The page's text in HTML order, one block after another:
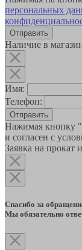
персональных
Наличие в
Имя:
Телефон:
Отправить
Нажимая кнопку
и согласен с
Заявка на прокат
Спасибо за
Мы обязательно